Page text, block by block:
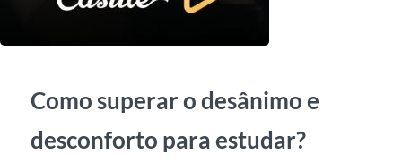
Como superar o desânimo e
desconforto para estudar?